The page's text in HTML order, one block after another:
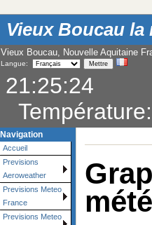
Vieux Boucau
Vieux Boucau, Nouvelle Aquitaine
Langue:
21:25:24
Température:
Navigation
Accueil
Previsions
Aeroweather
Previsions Meteo
France
Previsions Meteo